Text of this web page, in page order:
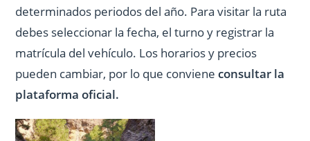
determinados periodos del año. Para visitar la ruta
debes seleccionar la fecha, el turno y registrar la
matrícula del vehículo. Los horarios y precios
pueden cambiar, por lo que convieneconsultar la
plataforma oficial.